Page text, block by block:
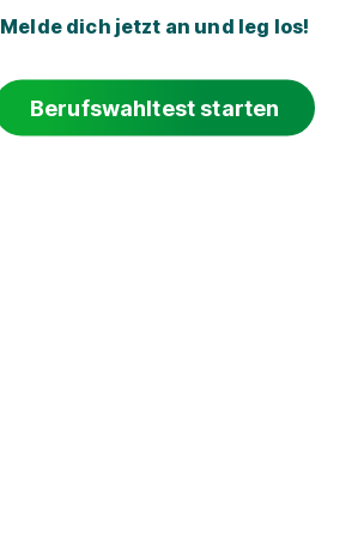
Melde dich jetzt an und leg los!
Berufswahltest starten